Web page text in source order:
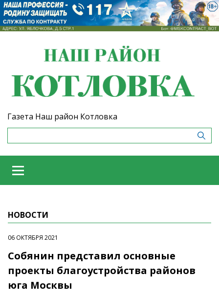
Газета Наш район Котловка
НОВОСТИ
06 ОКТЯБРЯ 2021
Собянин представил основные
проекты благоустройства районов
юга Москвы